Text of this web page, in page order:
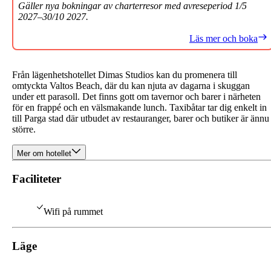
Från lägenhetshotellet Dimas Studios kan du promenera till
omtyckta Valtos Beach, där du kan njuta av dagarna i skuggan
under ett parasoll. Det finns gott om tavernor och barer i närheten
för en frappé och en välsmakande lunch. Taxibåtar tar dig enkelt in
till Parga stad där utbudet av restauranger, barer och butiker är ännu
större.
Mer om hotellet
Faciliteter
Wifi på rummet
Läge
Gäller nya bokningar av charterresor med avreseperiod 1/5
2027–30/10 2027.
Läs mer och boka